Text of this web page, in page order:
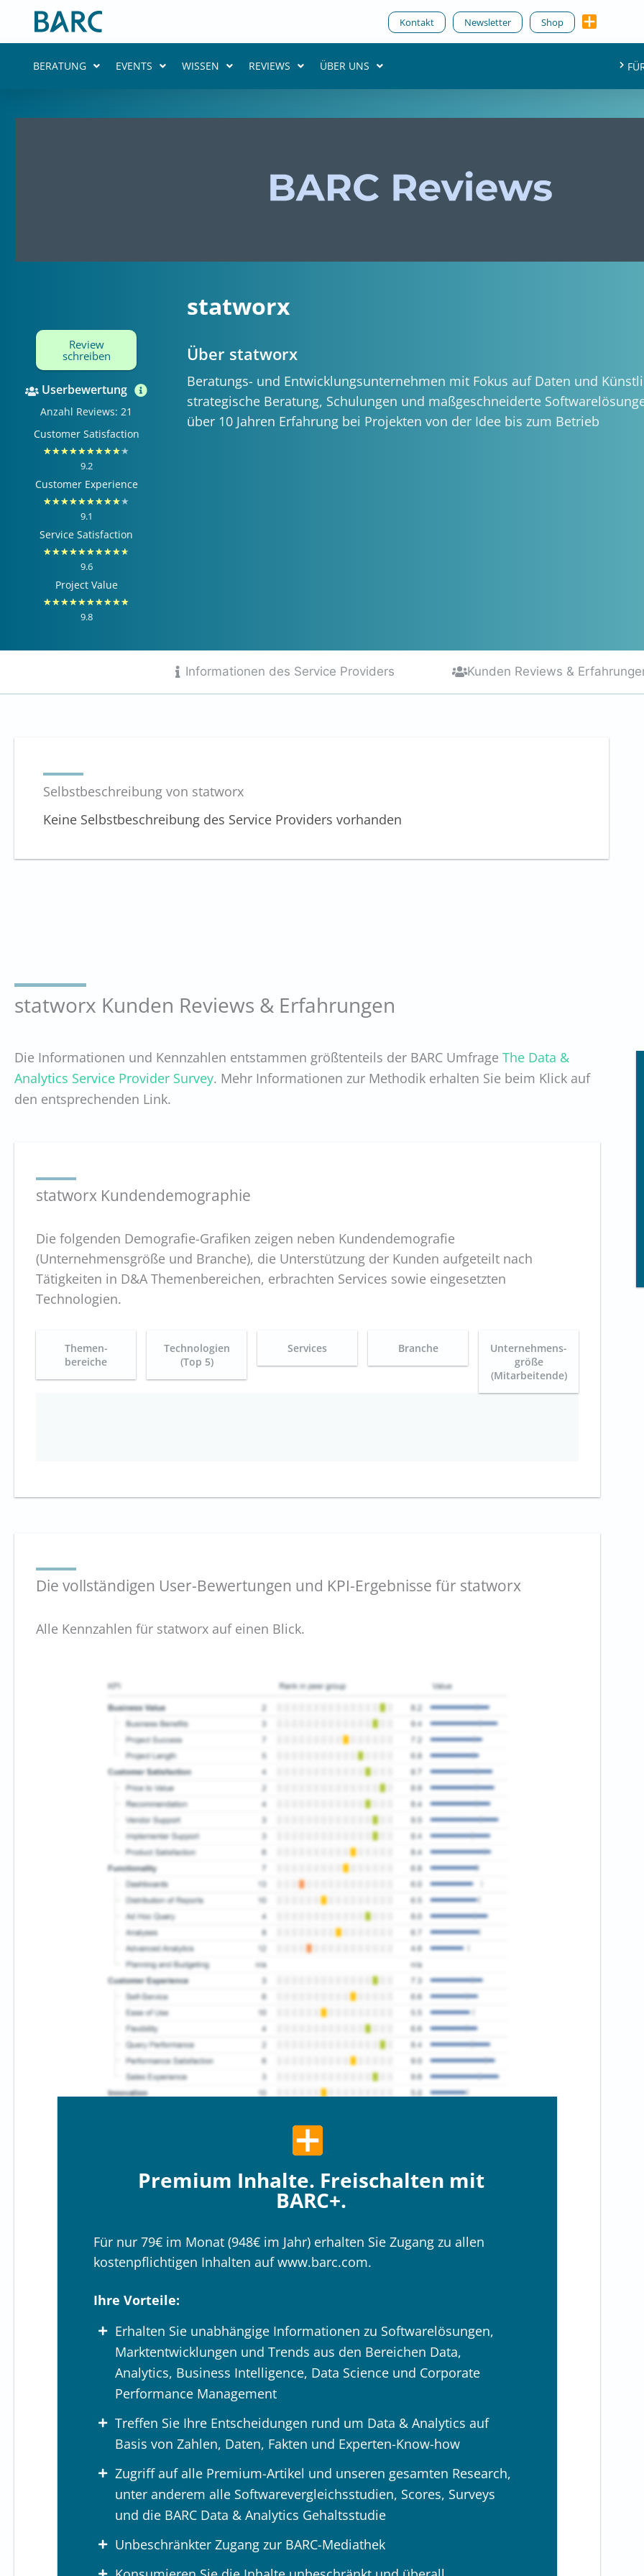
Kontakt Newsletter Shop
BERATUNG EVENTS WISSEN REVIEWS ÜBER UNS
Review
schreiben
Userbewertung
Anzahl Reviews: 21
Customer Satisfaction
★★★★★★★★★★
10
9.2
Customer Experience
★★★★★★★★★★
9.1
Service Satisfaction
★★★★★★★★★★
9.6
Project Value
★★★★★★★★★★
9.8
statworx
Über statworx
Beratungs- und Entwicklungsunternehmen mit Fokus auf Daten und
strategische Beratung, Schulungen und maßgeschneiderte
über 10 Jahren Erfahrung bei Projekten von der Idee bis zum Betrieb
Informationen des Service Providers Kunden Reviews &
Selbstbeschreibung von statworx
Keine Selbstbeschreibung des Service Providers vorhanden
statworx Kunden Reviews & Erfahrungen
Die Informationen und Kennzahlen entstammen größtenteils der BARC Umfrage The Data &
Analytics Service Provider Survey. Mehr Informationen zur Methodik erhalten Sie beim Klick auf
den entsprechenden Link.
statworx Kundendemographie
Die folgenden Demografie-Grafiken zeigen neben Kundendemografie
(Unternehmensgröße und Branche), die Unterstützung der Kunden aufgeteilt nach
Tätigkeiten in D&A Themenbereichen, erbrachten Services sowie eingesetzten
Technologien.
Themen-
bereiche
Technologien
(Top 5)
Services Branche
Unternehmens-
größe
(Mitarbeitende)
Die vollständigen User-Bewertungen und KPI-Ergebnisse für statworx
Alle Kennzahlen für statworx auf einen Blick.
Premium Inhalte. Freischalten mit
BARC+.
Für nur 79€ im Monat (948€ im Jahr) erhalten Sie Zugang zu allen
kostenpflichtigen Inhalten auf www.barc.com.
Ihre Vorteile:
Erhalten Sie unabhängige Informationen zu Softwarelösungen,
Marktentwicklungen und Trends aus den Bereichen Data,
Analytics, Business Intelligence, Data Science und Corporate
Performance Management
Treffen Sie Ihre Entscheidungen rund um Data & Analytics auf
Basis von Zahlen, Daten, Fakten und Experten-Know-how
Zugriff auf alle Premium-Artikel und unseren gesamten Research,
unter anderem alle Softwarevergleichsstudien, Scores, Surveys
und die BARC Data & Analytics Gehaltsstudie
Unbeschränkter Zugang zur BARC-Mediathek